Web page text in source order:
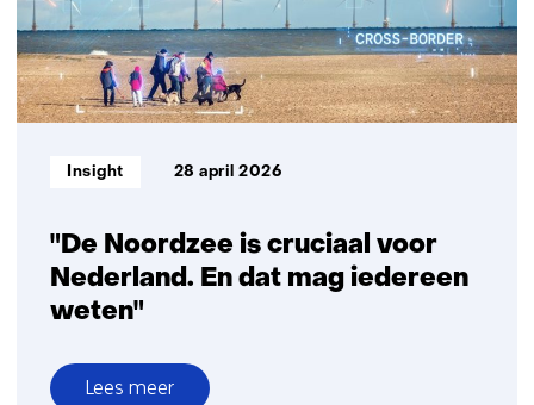
"De Noordzee is cruciaal voor
Nederland. En dat mag iedereen
weten"
Informatietype:
Insight 28 april 2026
Lees meer